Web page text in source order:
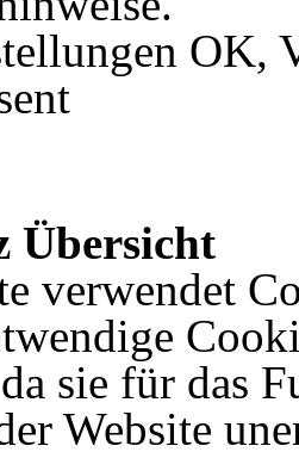
OK,
Übersicht
verwendet
sie für das
Website